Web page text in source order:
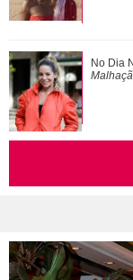
De galã
No Dia